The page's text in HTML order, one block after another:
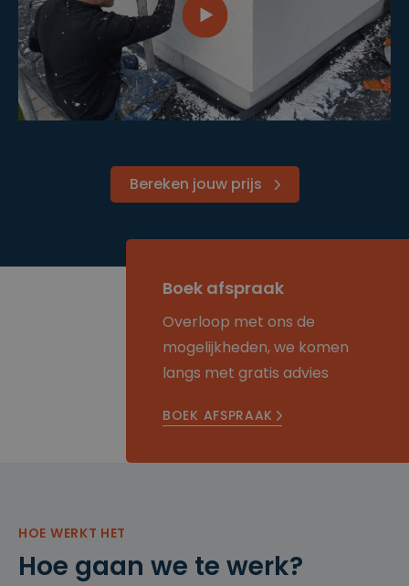
Bereken jouw prijs
Boek afspraak
Overloop met ons de
mogelijkheden, we komen
langs met gratis advies
BOEK AFSPRAAK
HOE WERKT HET
Hoe gaan we te werk?